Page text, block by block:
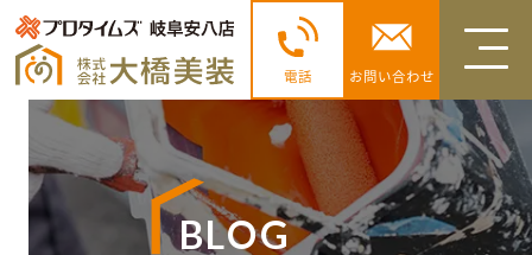
電話 お問い合わせ
BLOG